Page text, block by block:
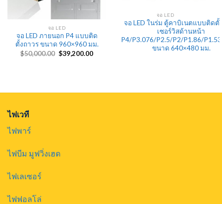
จอ LED
จอ LED ภายนอก P4 แบบติด
ตั้งถาวร ขนาด 960×960 มม.
$50,000.00 Original
price
$39,200.00Current
จอ LED
จอ LED ในร่ม ตู้คาบิเนตแบบติดตั้
เซอร์วิสด้านหน้า
P4/P3.076/P2.5/P2/P1.86/
ขนาด 640×480 มม.
ไฟเวที
ไฟพาร์
ไฟบีม มูฟวิ่งเฮด
ไฟเลเซอร์
ไฟฟอลโล่